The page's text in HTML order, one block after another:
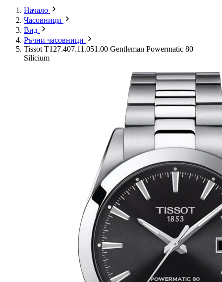
Начало
Часовници
Вид
Ръчни часовници
Tissot T127.407.11.051.00 Gentleman Powermatic 80
Silicium